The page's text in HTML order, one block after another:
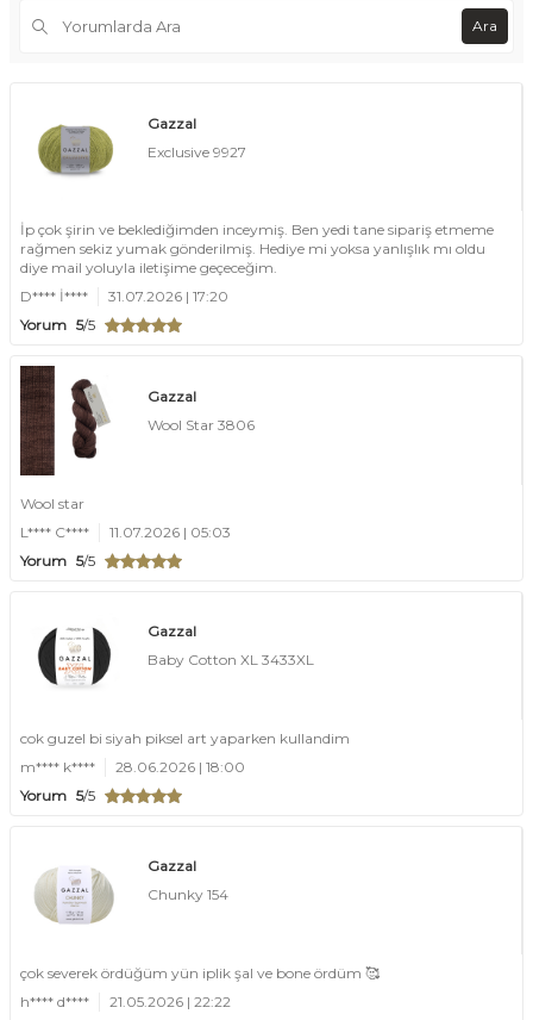
Ara
Gazzal
Exclusive 9927
İp çok şirin ve beklediğimden inceymiş. Ben yedi tane sipariş etmeme
rağmen sekiz yumak gönderilmiş. Hediye mi yoksa yanlışlık mı oldu
diye mail yoluyla iletişime geçeceğim.
D**** İ****
31.07.2026 | 17:20
Yorum 5/5
Gazzal
Wool Star 3806
Wool star
L**** C****
11.07.2026 | 05:03
Yorum 5/5
Gazzal
Baby Cotton XL 3433XL
cok guzel bi siyah piksel art yaparken kullandim
m**** k****
28.06.2026 | 18:00
Yorum 5/5
Gazzal
Chunky 154
çok severek ördüğüm yün iplik şal ve bone ördüm 🥰
h**** d****
21.05.2026 | 22:22